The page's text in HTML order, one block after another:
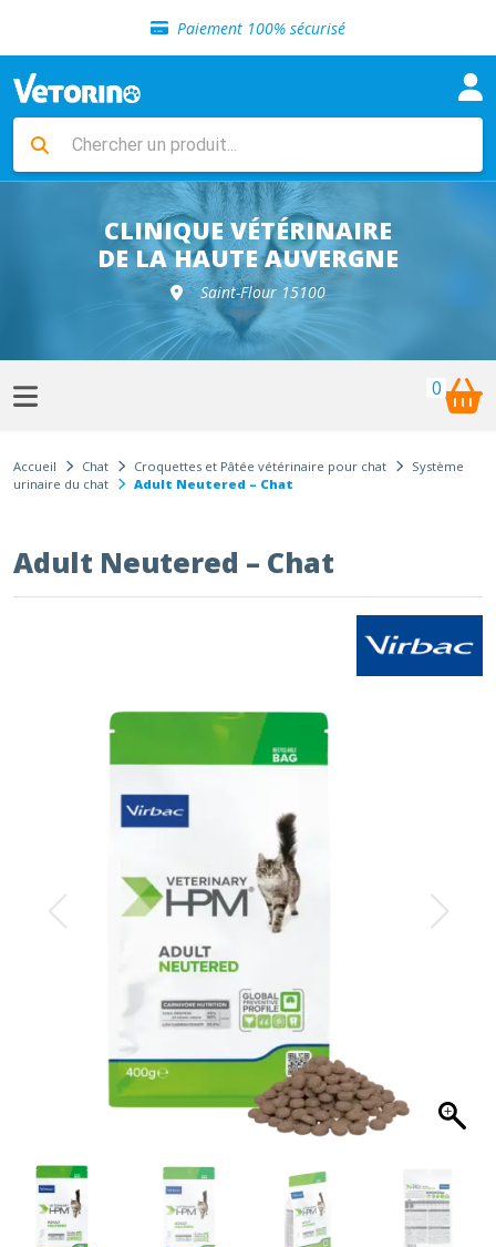
Paiement 100% sécurisé
Livraison gratuite en clinique vétérinaire
Sélection de croquettes vétérinaire
Livraison gratuite en clinique vétérinaire
Retour gratuit en clinique
Sélection de croquettes vétérinaire
CLINIQUE VÉTÉRINAIRE
DE LA HAUTE AUVERGNE
Saint-Flour 15100
0
Accueil Chat Croquettes et Pâtée vétérinaire pour chat
Système
urinaire du chat
Adult Neutered – Chat
Adult Neutered – Chat